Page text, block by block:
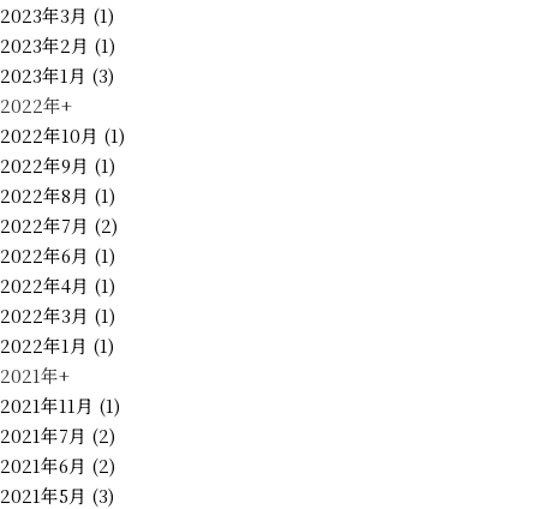
2023年3月 (1)
2023年2月 (1)
2023年1月 (3)
2022年+
2022年10月 (1)
2022年9月 (1)
2022年8月 (1)
2022年7月 (2)
2022年6月 (1)
2022年4月 (1)
2022年3月 (1)
2022年1月 (1)
2021年+
2021年11月 (1)
2021年7月 (2)
2021年6月 (2)
2021年5月 (3)